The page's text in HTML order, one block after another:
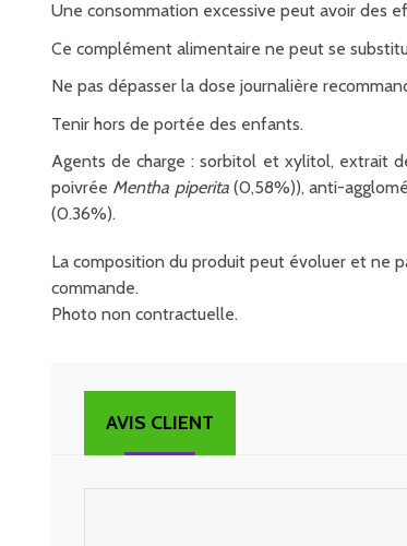
Une consommation excessive peut avoir des
Ce complément alimentaire ne peut se
Ne pas dépasser la dose journalière
Tenir hors de portée des enfants.
Agents de charge : sorbitol et xylitol, extrait
poivrée Mentha piperita(0,58%)), anti-
(0.36%).
La composition du produit peut évoluer et ne
commande.
Photo non contractuelle.
AVIS CLIENT